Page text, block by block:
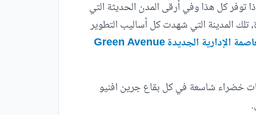
توفر كل هذا وفي أرقى المدن الحديثة التي
تلك المدينة التي شهدت كل أساليب التطوير
كمبوند جرين افنيو العاصمة الإدارية الجديدة Green Avenue
خضراء شاسعة في كل بقاع جرين افنيو